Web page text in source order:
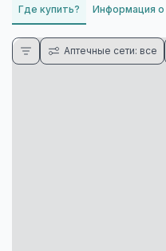
Где купить? Информация о
Аптечные сети: все